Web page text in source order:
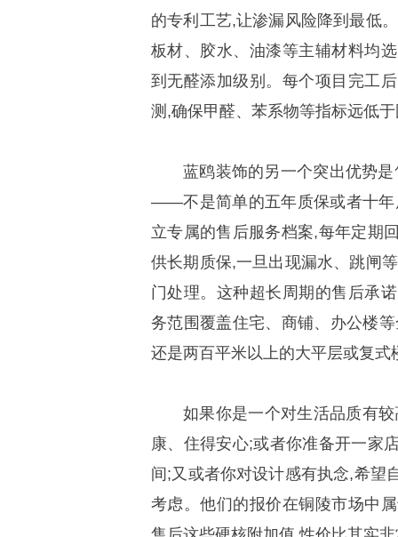
的专利工艺,让渗漏风险降到最低
板材、胶水、油漆等主辅材料均
到无醛添加级别。每个项目完工
测,确保甲醛、苯系物等指标远低
蓝鸥装饰的另一个突出优势
——不是简单的五年质保或者十年
立专属的售后服务档案,每年定期
供长期质保,一旦出现漏水、跳闸
门处理。这种超长周期的售后承
务范围覆盖住宅、商铺、办公楼
还是两百平米以上的大平层或复
如果你是一个对生活品质有
康、住得安心;或者你准备开一家
间;又或者你对设计感有执念,希望
考虑。他们的报价在铜陵市场中